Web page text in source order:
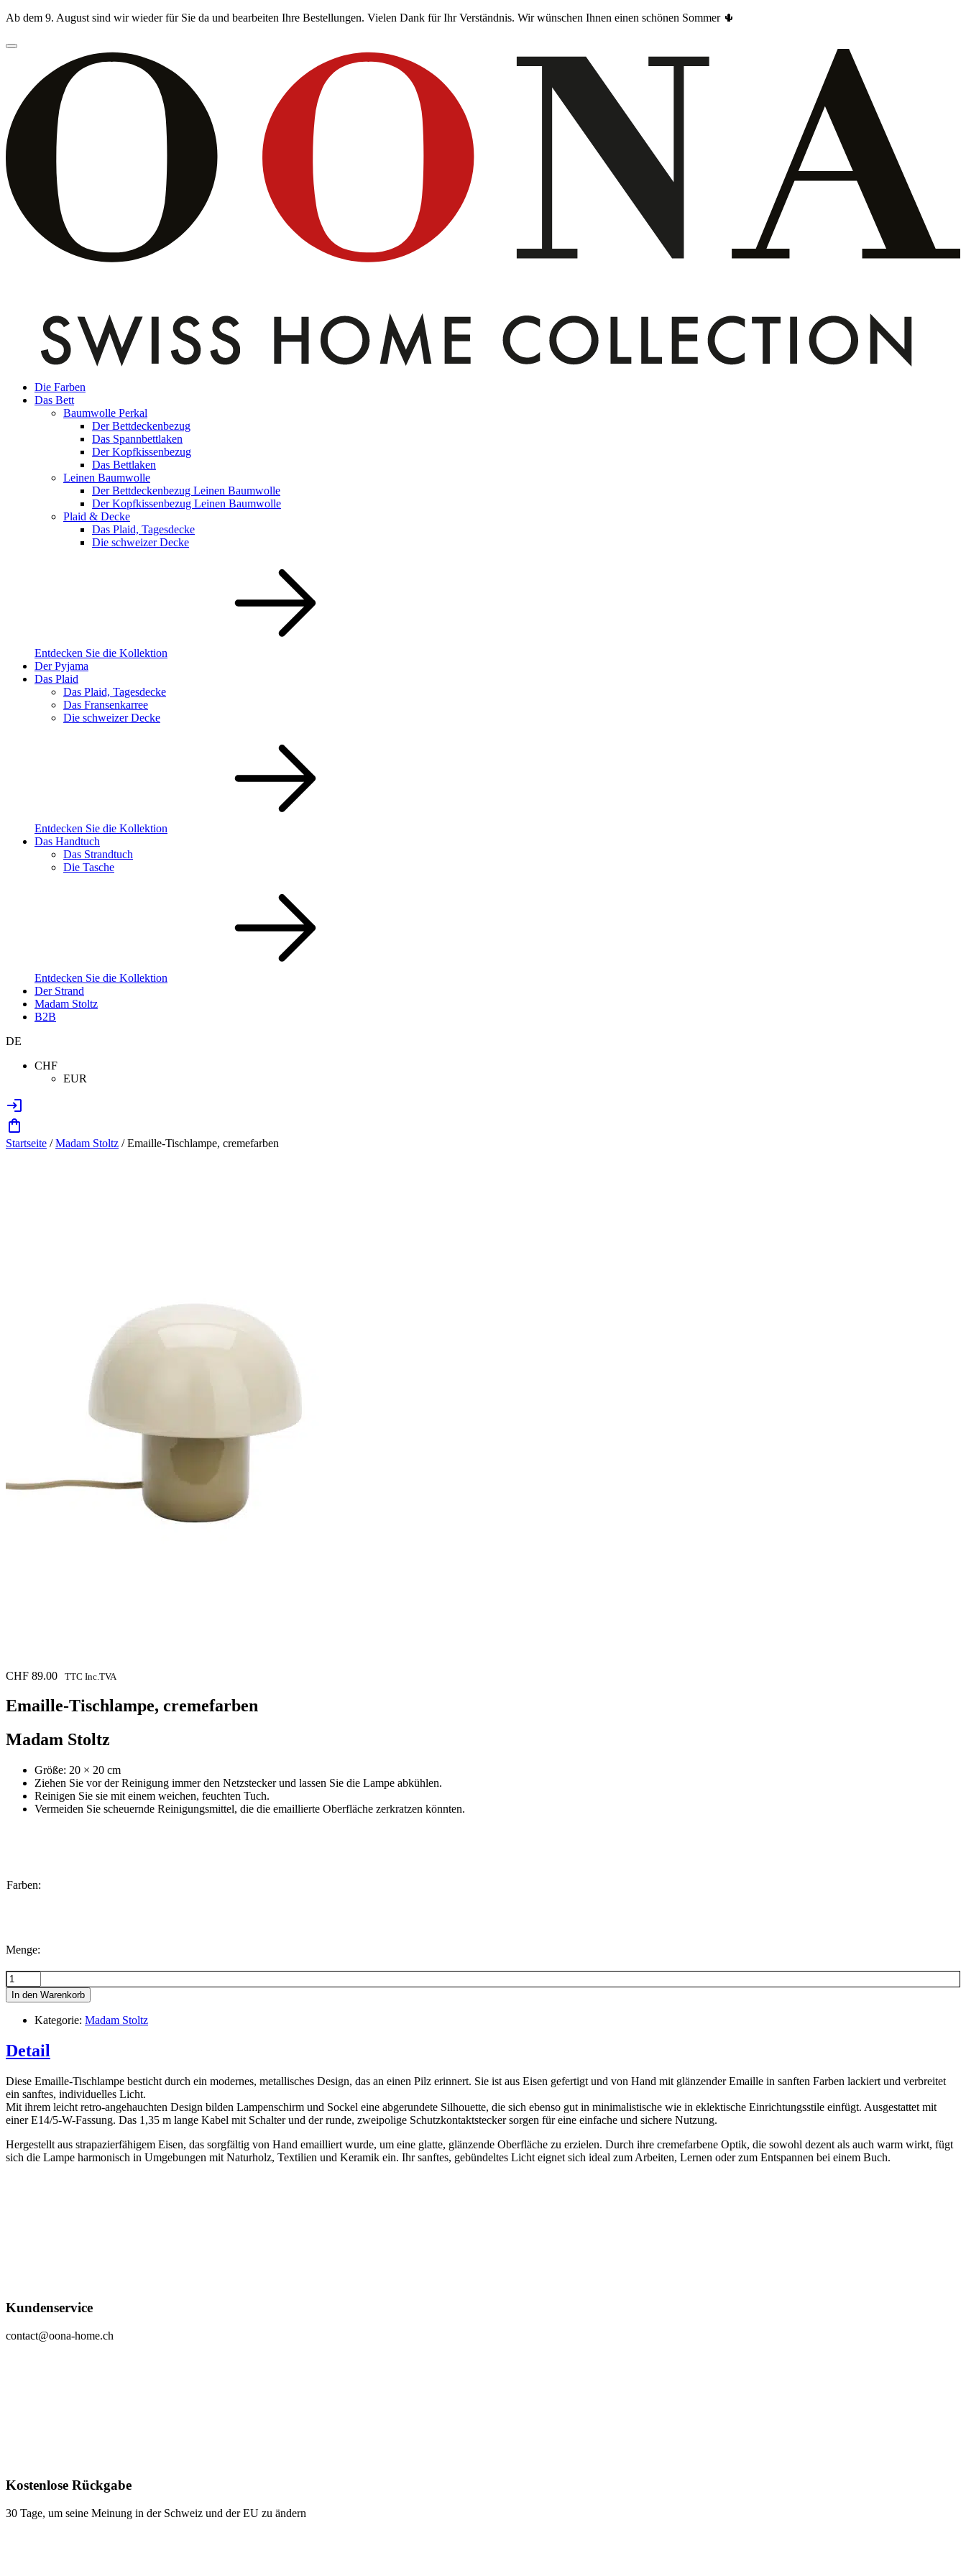
Ab dem 9. August sind wir wieder für Sie da und bearbeiten Ihre Bestellungen. Vielen Dank für Ihr Verständnis. Wir wünschen Ihnen einen schönen Sommer 🌵
Die Farben
Das Bett
Baumwolle Perkal
Der Bettdeckenbezug
Das Spannbettlaken
Der Kopfkissenbezug
Das Bettlaken
Leinen Baumwolle
Der Bettdeckenbezug Leinen Baumwolle
Der Kopfkissenbezug Leinen Baumwolle
Plaid & Decke
Das Plaid, Tagesdecke
Die schweizer Decke
Entdecken Sie die Kollektion
Der Pyjama
Das Plaid
Das Plaid, Tagesdecke
Das Fransenkarree
Die schweizer Decke
Entdecken Sie die Kollektion
Das Handtuch
Das Strandtuch
Die Tasche
Entdecken Sie die Kollektion
Der Strand
Madam Stoltz
B2B
DE
CHF
EUR
Startseite /Madam Stoltz / Emaille-Tischlampe, cremefarben
CHF 89.00 TTC Inc.TVA
Emaille-Tischlampe, cremefarben
Madam Stoltz
Größe: 20 × 20 cm
Ziehen Sie vor der Reinigung immer den Netzstecker und lassen Sie die Lampe abkühlen.
Reinigen Sie sie mit einem weichen, feuchten Tuch.
Vermeiden Sie scheuernde Reinigungsmittel, die die emaillierte Oberfläche zerkratzen könnten.
Farben:
Menge:
Menge
In den Warenkorb
Kategorie: Madam Stoltz
Detail
Diese Emaille-Tischlampe besticht durch ein modernes, metallisches Design, das an einen Pilz erinnert. Sie ist aus Eisen gefertigt und von Hand mit glänzender Emaille in sanften Farben lackiert und verbreitet
ein sanftes, individuelles Licht.
Mit ihrem leicht retro-angehauchten Design bilden Lampenschirm und Sockel eine abgerundete Silhouette, die sich ebenso gut in minimalistische wie in eklektische Einrichtungsstile einfügt. Ausgestattet mit
einer E14/5-W-Fassung. Das 1,35 m lange Kabel mit Schalter und der runde, zweipolige Schutzkontaktstecker sorgen für eine einfache und sichere Nutzung.
Hergestellt aus strapazierfähigem Eisen, das sorgfältig von Hand emailliert wurde, um eine glatte, glänzende Oberfläche zu erzielen. Durch ihre cremefarbene Optik, die sowohl dezent als auch warm wirkt, fügt
sich die Lampe harmonisch in Umgebungen mit Naturholz, Textilien und Keramik ein. Ihr sanftes, gebündeltes Licht eignet sich ideal zum Arbeiten, Lernen oder zum Entspannen bei einem Buch.
Kundenservice
contact@oona-home.ch
Kostenlose Rückgabe
30 Tage, um seine Meinung in der Schweiz und der EU zu ändern